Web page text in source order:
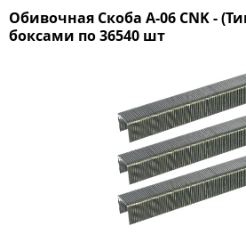
Обивочная Скоба A-06 CNK -
боксами по 36540 шт